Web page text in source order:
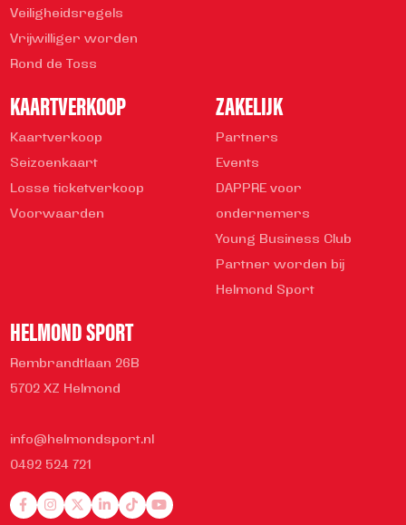
Veiligheidsregels
Vrijwilliger worden
Rond de Toss
KAARTVERKOOP
Kaartverkoop
Seizoenkaart
Losse ticketverkoop
Voorwaarden
ZAKELIJK
Partners
Events
DAPPRE voor
ondernemers
Young Business Club
Partner worden bij
Helmond Sport
HELMOND SPORT
Rembrandtlaan 26B
5702 XZ Helmond
info@helmondsport.nl
0492 524 721